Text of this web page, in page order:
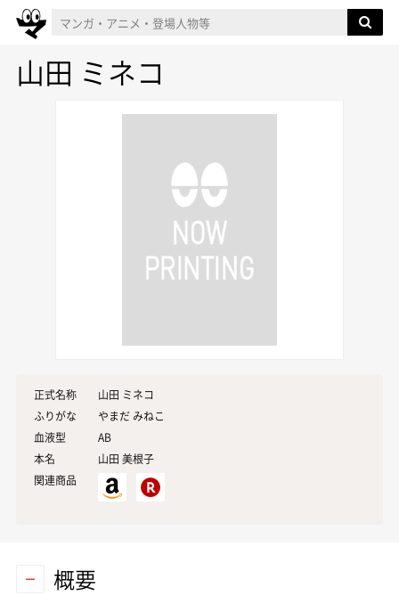
山田 ミネコ
正式名称
山田 ミネコ
ふりがな
やまだ みねこ
血液型
AB
本名
山田 美根子
関連商品
概要